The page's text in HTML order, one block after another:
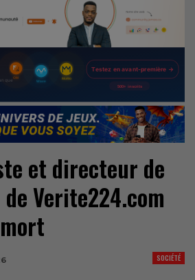
et directeur de
Verite224.com
SOCIÉTÉ